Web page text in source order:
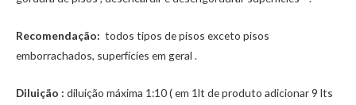
Recomendação: todos tipos de pisos exceto pisos
emborrachados, superfícies em geral .
Diluição : diluição máxima 1:10 ( em 1lt de produto adicionar 9 lts